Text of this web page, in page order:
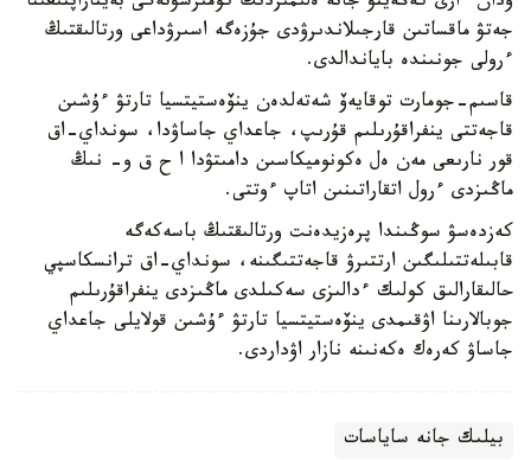
جەتۋ ماقساتىن قارجىلاندىرۋدى جۇزەگە اسىرۋداعى ورتالىقتىڭ
ءرولى جونىندە باياندالدى.
قاسىم-جومارت توقايەۆ شەتەلدەن ينۆەستيتسيا تارتۋ ءۇشىن
قاجەتتى ينفراقۇرىلىم قۇرىپ، جاعداي جاساۋدا، سونداي-اق
قور نارىعى مەن ەل ەكونوميكاسىن دامىتۋدا ا ح ق و- نىڭ
ماڭىزدى ءرول اتقاراتىنىن اتاپ ءوتتى.
كەزدەسۋ سوڭىندا پرەزيدەنت ورتالىقتىڭ باسەكەگە
قابىلەتتىلىگىن ارتتىرۋ قاجەتتىگىنە، سونداي-اق ترانسكاسپي
حالىقارالىق كولىك ءدالىزى سەكىلدى ماڭىزدى ينفراقۇرىلىم
جوبالارىنا اۋقىمدى ينۆەستيتسيا تارتۋ ءۇشىن قولايلى جاعداي
جاساۋ كەرەك ەكەنىنە نازار اۋداردى.
بيلىك جانە ساياسات